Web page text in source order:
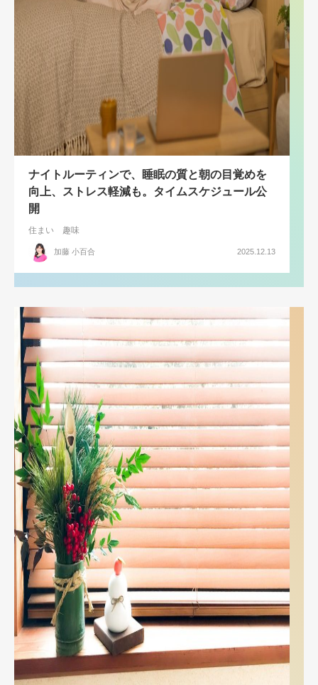
ナイトルーティンで、睡眠の質と朝の目覚めを
向上、ストレス軽減も。タイムスケジュール公
開
住まい 趣味
加藤 小百合 2025.12.13